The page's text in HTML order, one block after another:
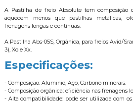
A Pastilha de freio Absolute tem composição
aquecem menos que pastilhas metálicas,
frenagens longas e contínuas.
A Pastilha Abs-05S, Orgânica, para freios Avid/
3), Xo e Xx.
Especificações:
- Composição: Aluminio, Aço, Carbono minerais.
- Composição orgânica: eficiência nas frenagens
- Alta compatibilidade: pode ser utilizada com